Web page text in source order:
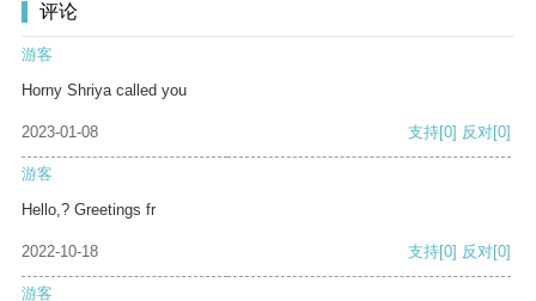
评论
游客
Horny Shriya called you
2023-01-08 支持[0] 反对[0]
游客
Hello,? Greetings fr
2022-10-18 支持[0] 反对[0]
游客